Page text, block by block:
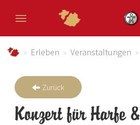
schmallenberger-sauerland.de
Erleben Veranstaltungen
Zurück
Konzert für Harfe &